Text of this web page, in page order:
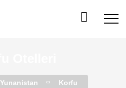
Yunanistan Korfu